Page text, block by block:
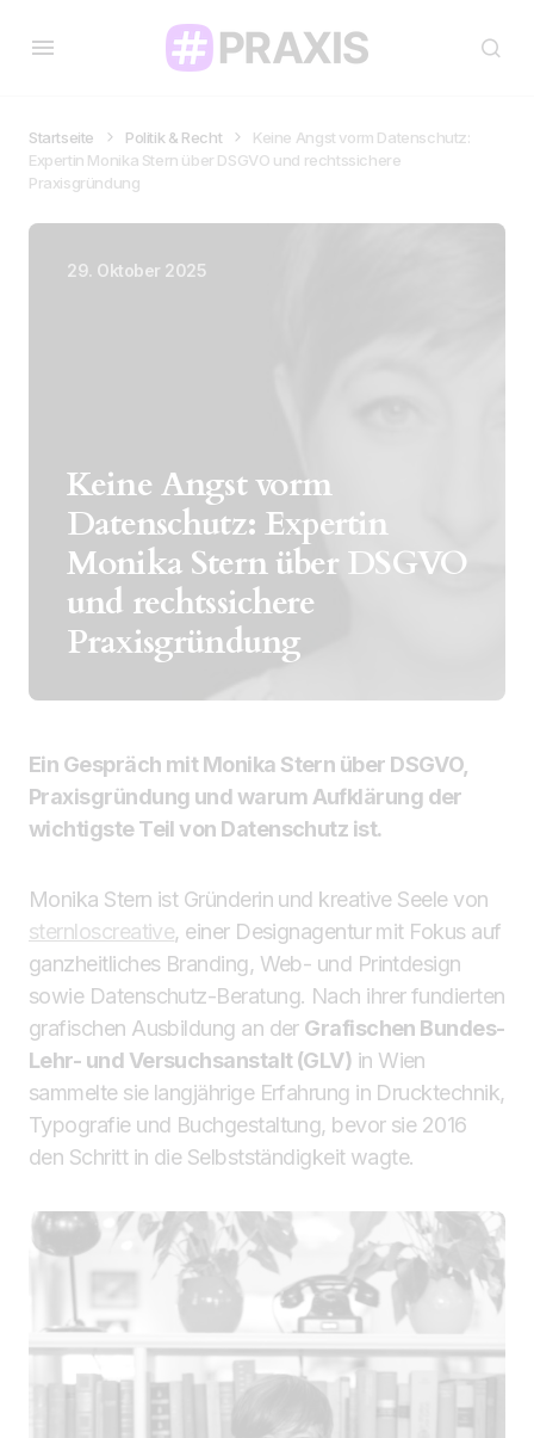
Startseite Politik & Recht
Keine Angst vorm Datenschutz:
Expertin Monika Stern über DSGVO und rechtssichere
Praxisgründung
29. Oktober 2025
Keine Angst vorm
Datenschutz: Expertin
Monika Stern über DSGVO
und rechtssichere
Praxisgründung
Ein Gespräch mit Monika Stern über DSGVO,
Praxisgründung und warum Aufklärung der
wichtigste Teil von Datenschutz ist.
Monika Stern ist Gründerin und kreative Seele von
sternloscreative, einer Designagentur mit Fokus auf
ganzheitliches Branding, Web- und Printdesign
sowie Datenschutz-Beratung. Nach ihrer fundierten
grafischen Ausbildung an der Grafischen Bundes-
Lehr- und Versuchsanstalt (GLV) in Wien
sammelte sie langjährige Erfahrung in Drucktechnik,
Typografie und Buchgestaltung, bevor sie 2016
den Schritt in die Selbstständigkeit wagte.